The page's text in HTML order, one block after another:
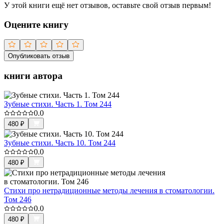
У этой книги ещё нет отзывов, оставьте свой отзыв первым!
Оцените книгу
Опубликовать отзыв
книги автора
Зубные стихи. Часть 1. Том 244
0.0
480 ₽
Зубные стихи. Часть 10. Том 244
0.0
480 ₽
Стихи про нетрадиционные методы лечения в стоматологии.
Том 246
0.0
480 ₽